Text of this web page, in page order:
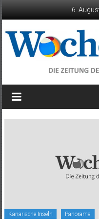
6.
Wochenblatt
die
Kanarische Inseln Panorama